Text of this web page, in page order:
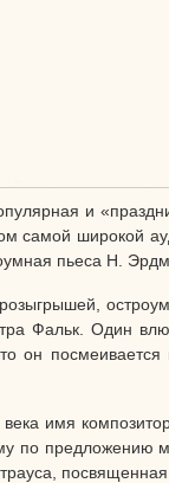
и
самой широкой
пьеса Н.
Фальк. Один
он
имя
по предложению